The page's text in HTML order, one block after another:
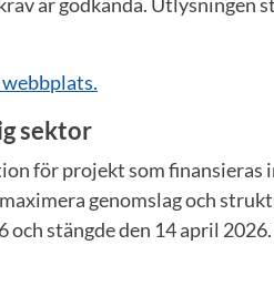
sektor
för projekt som finansieras
genomslag och
stängde den 14 april